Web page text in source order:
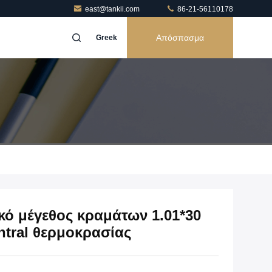
east@tankii.com 86-21-56110178
Greek Απόσπασμα
μέγεθος κραμάτων 1.01*30
θερμοκρασίας